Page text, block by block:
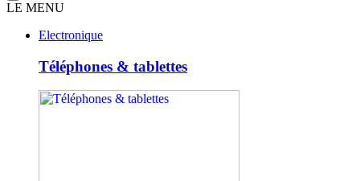
LE MENU
Electronique
Téléphones & tablettes